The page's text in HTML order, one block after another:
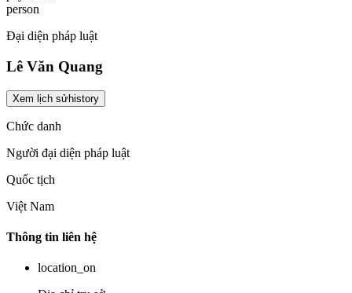
person
Đại diện pháp luật
Lê Văn Quang
Xem lịch sửhistory
Chức danh
Người đại diện pháp luật
Quốc tịch
Việt Nam
Thông tin liên hệ
location_on